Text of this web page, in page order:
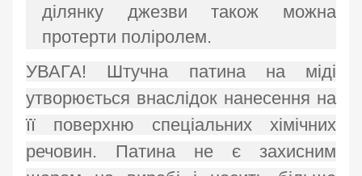
ділянку джезви також можна
протерти поліролем.
УВАГА! Штучна патина на міді
утворюється внаслідок нанесення на
її поверхню спеціальних хімічних
речовин. Патина не є захисним